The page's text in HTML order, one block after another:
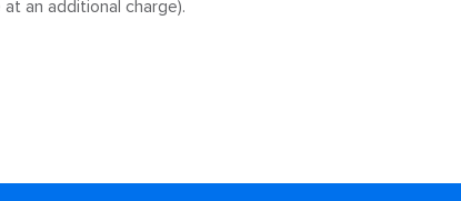
an additional charge).